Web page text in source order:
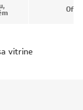
vitrine